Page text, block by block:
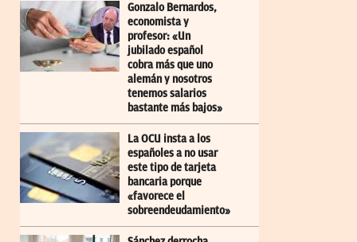
Gonzalo Bernardos,
economista y
profesor: «Un
jubilado español
cobra más que uno
alemán y nosotros
tenemos salarios
bastante más bajos»
La OCU insta a los
españoles a no usar
este tipo de tarjeta
bancaria porque
«favorece el
sobreendeudamiento»